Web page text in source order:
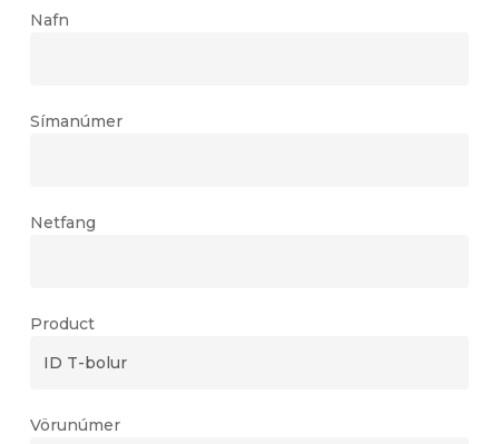
Nafn
Símanúmer
Netfang
Product
Vörunúmer